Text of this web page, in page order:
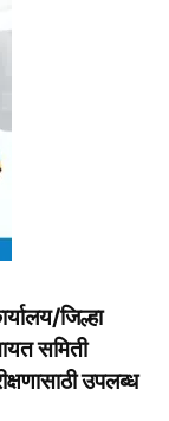
जिल्हा
समिती
उपलब्ध